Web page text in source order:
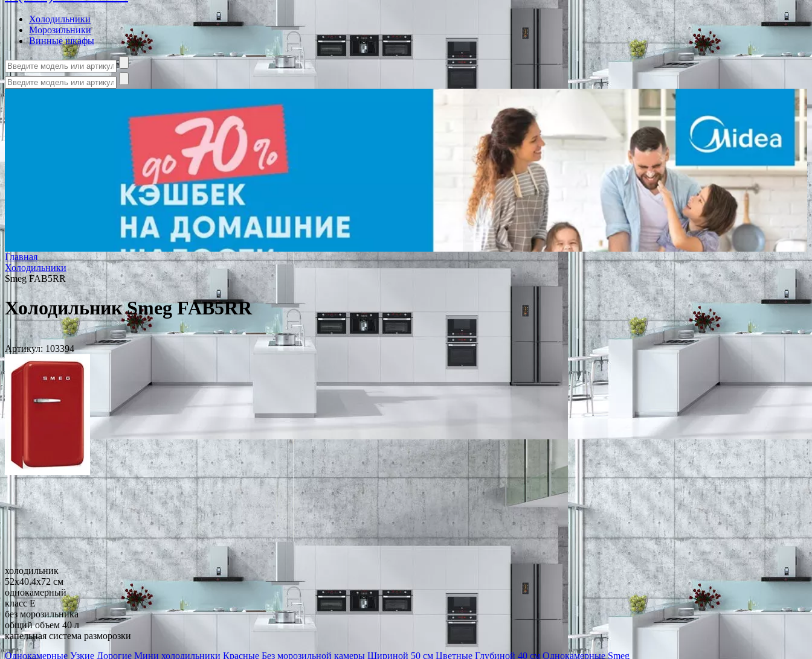
Холодильники
Морозильники
Винные шкафы
Главная
Холодильники
Smeg FAB5RR
Холодильник Smeg FAB5RR
Артикул: 103394
холодильник
52x40.4x72 см
однокамерный
класс E
без морозильника
общий объем 40 л
капельная система разморозки
Однокамерные Узкие Дорогие Мини холодильники Красные Без морозильной камеры Шириной 50 см Цветные Глубиной 40 см Однокамерные Smeg